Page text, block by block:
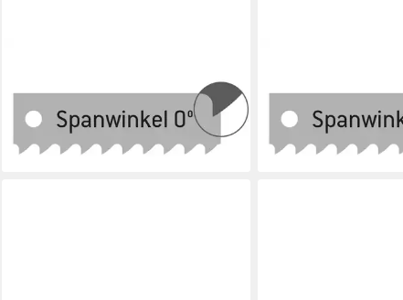
Sägeblatt Maschinensägeblatt 400
mm x 25 x 1.25 x 8.5 22
lieferbar - in 3-4 Werktagen bei dir
Sägeblatt
mm x 30 x 1.5 x 8.5
lieferbar - in 3-4